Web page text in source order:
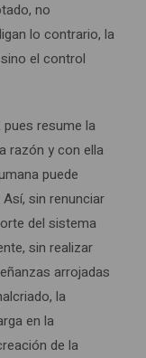
no
lo contrario, la
el control
pues resume la
razón y con ella
puede
sin renunciar
del sistema
sin realizar
arrojadas
la
en la
de la